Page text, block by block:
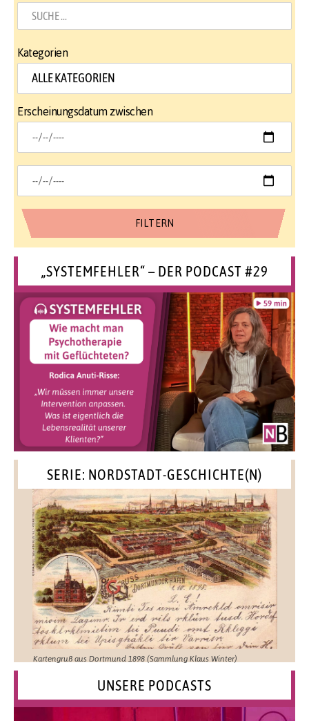
Kategorien
Erscheinungsdatum zwischen
„SYSTEMFEHLER“ – DER PODCAST #29
SERIE: NORDSTADT-GESCHICHTE(N)
Kartengruß aus Dortmund 1898 (Sammlung Klaus Winter)
UNSERE PODCASTS